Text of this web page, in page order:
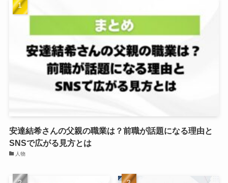
安達結希さんの父親の職業は？前職が話題になる理由と
SNSで広がる見方とは
人物